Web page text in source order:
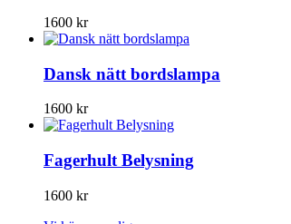
1600 kr
Dansk nätt bordslampa
1600 kr
Fagerhult Belysning
1600 kr